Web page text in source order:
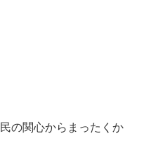
の関心からまったくか